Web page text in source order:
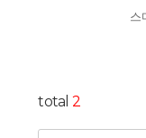
스
total 2